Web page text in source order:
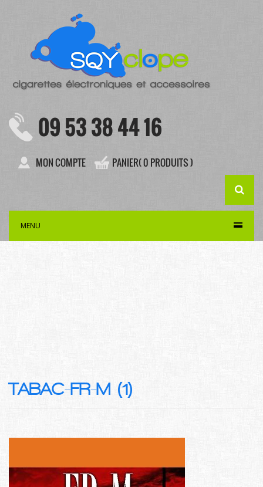
09 53 38 44 16
MON COMPTE PANIER( 0 PRODUITS )
MENU
TABAC-FR-M (1)